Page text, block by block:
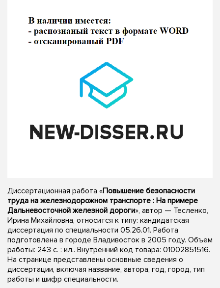
Диссертационная работа «Повышение безопасности
труда на железнодорожном транспорте : На примере
Дальневосточной железной дороги», автор — Тесленко,
Ирина Михайловна, относится к типу: кандидатская
диссертация по специальности 05.26.01. Работа
подготовлена в городе Владивосток в 2005 году. Объем
работы: 243 с. : ил.. Внутренний код товара: 01002851516.
На странице представлены основные сведения о
диссертации, включая название, автора, год, город, тип
работы и шифр специальности.